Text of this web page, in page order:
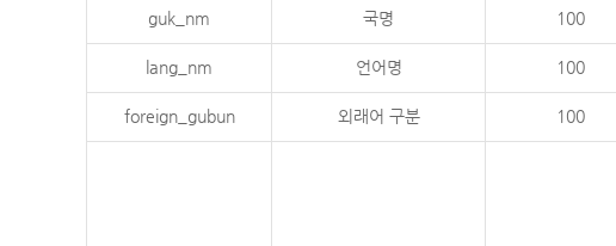
guk_nm 국명 100
lang_nm 언어명 100
foreign_gubun 외래어 구분 100